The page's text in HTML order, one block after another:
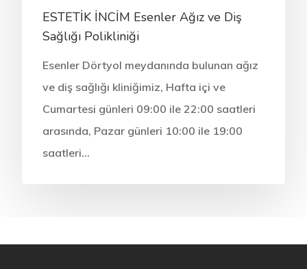
ESTETİK İNCİM Esenler Ağız ve Diş
Sağlığı Polikliniği
Esenler Dörtyol meydanında bulunan ağız
ve diş sağlığı kliniğimiz, Hafta içi ve
Cumartesi günleri 09:00 ile 22:00 saatleri
arasında, Pazar günleri 10:00 ile 19:00
saatleri…